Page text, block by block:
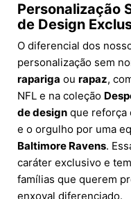
Personalização
de Design
O diferencial dos
personalização sem
rapariga ou rapaz,
NFL e na coleção
de design que reforça
e o orgulho por uma
Baltimore Ravens.
caráter exclusivo e
famílias que querem
enxoval diferenciado.